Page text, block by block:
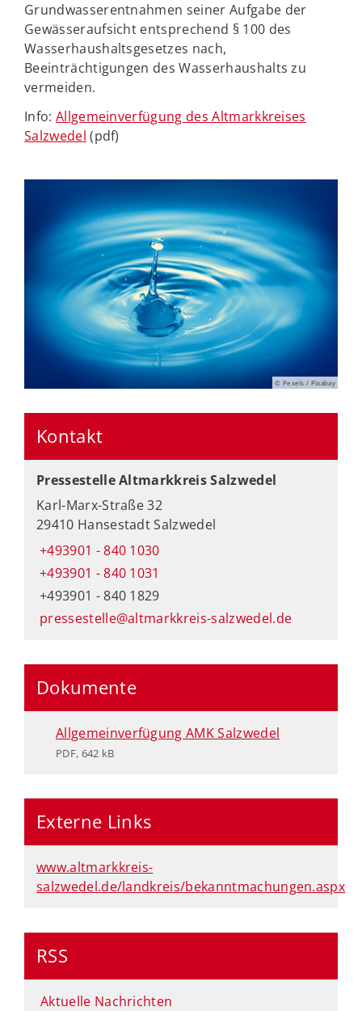
Grundwasserentnahmen seiner Aufgabe der
Gewässeraufsicht entsprechend § 100 des
Wasserhaushaltsgesetzes nach,
Beeinträchtigungen des Wasserhaushalts zu
vermeiden.
Info: Allgemeinverfügung des Altmarkkreises
Salzwedel (pdf)
© Pexels / Pixabay
Kontakt
Pressestelle Altmarkkreis Salzwedel
Karl-Marx-Straße 32
29410 Hansestadt Salzwedel
+493901 - 840 1030
+493901 - 840 1031
+493901 - 840 1829
pressestelle@altmarkkreis-salzwedel.de
Dokumente
Allgemeinverfügung AMK Salzwedel
PDF, 642 kB
Externe Links
www.altmarkkreis-
salzwedel.de/landkreis/bekanntmachungen.aspx
RSS
Aktuelle Nachrichten